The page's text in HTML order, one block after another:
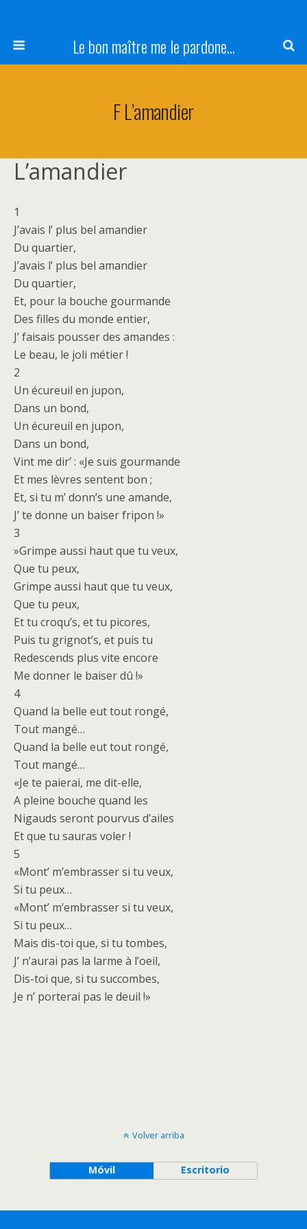
Le bon maître me le pardone...
F L’amandier
L’amandier
1
J’avais l’ plus bel amandier
Du quartier,
J’avais l’ plus bel amandier
Du quartier,
Et, pour la bouche gourmande
Des filles du monde entier,
J’ faisais pousser des amandes :
Le beau, le joli métier !
2
Un écureuil en jupon,
Dans un bond,
Un écureuil en jupon,
Dans un bond,
Vint me dir’ : «Je suis gourmande
Et mes lèvres sentent bon ;
Et, si tu m’ donn’s une amande,
J’ te donne un baiser fripon !»
3
»Grimpe aussi haut que tu veux,
Que tu peux,
Grimpe aussi haut que tu veux,
Que tu peux,
Et tu croqu’s, et tu picores,
Puis tu grignot’s, et puis tu
Redescends plus vite encore
Me donner le baiser dû !»
4
Quand la belle eut tout rongé,
Tout mangé…
Quand la belle eut tout rongé,
Tout mangé…
«Je te paierai, me dit-elle,
A pleine bouche quand les
Nigauds seront pourvus d’ailes
Et que tu sauras voler !
5
«Mont’ m’embrasser si tu veux,
Si tu peux…
«Mont’ m’embrasser si tu veux,
Si tu peux…
Mais dis-toi que, si tu tombes,
J’ n’aurai pas la larme à l’oeil,
Dis-toi que, si tu succombes,
Je n’ porterai pas le deuil !»
Volver arriba
Móvil Escritorio